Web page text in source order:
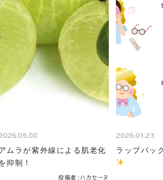
ムラが紫外線による肌老化
を抑制！
投稿者：ハカセーヌ
2026.01.23
ラップパッ